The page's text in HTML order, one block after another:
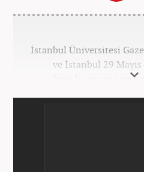
İstanbul Üniversitesi
ve İstanbul 29
yüksek lisansını